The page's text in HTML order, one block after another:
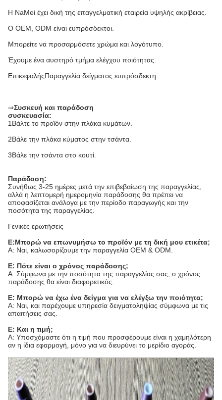
Η NaMei έχει δική της επαγγελματική εταιρεία υψηλής ακρίβειας.
Ο OEM, ODM είναι ευπρόσδεκτοι.
Μπορείτε να προσαρμόσετε χρώμα και λογότυπο.
Έχουμε ένα αυστηρό τμήμα ελέγχου ποιότητας.
ΕπικεφαλήςΠαραγγελία δείγματος ευπρόσδεκτη.
⇒Συσκευή και παράδοση
συσκευασία:
1Βάλτε το προϊόν στην πλάκα κυμάτων.
2Βάλε την πλάκα κύματος στην τσάντα.
3Βάλε την τσάντα στο κουτί.
Παράδοση:
Συνήθως 3-25 ημέρες μετά την επιβεβαίωση της παραγγελίας,
αλλά η λεπτομερή ημερομηνία παράδοσης θα πρέπει να
αποφασίζεται ανάλογα με την περίοδο παραγωγής και την
ποσότητα της παραγγελίας.
Γενικές ερωτήσεις
Ε:Μπορώ να επωνυμήσω το προϊόν με τη δική μου ετικέτα;
Α: Ναι, καλωσορίζουμε την παραγγελία OEM & ODM.
Ε: Πότε είναι ο χρόνος παράδοσης;
Α: Σύμφωνα με την ποσότητα της παραγγελίας σας, ο χρόνος
παράδοσης θα είναι διαφορετικός.
Ε: Μπορώ να έχω ένα δείγμα για να ελέγξω την ποιότητα;
Α: Ναι, και παρέχουμε υπηρεσία δειγματοληψίας σύμφωνα με τις
απαιτήσεις σας.
Ε: Και η τιμή;
Α: Υποσχόμαστε ότι η τιμή που προσφέρουμε είναι η χαμηλότερη
αν η ίδια εφαρμογή, μόνο για να διευρύνει το μερίδιο αγοράς.